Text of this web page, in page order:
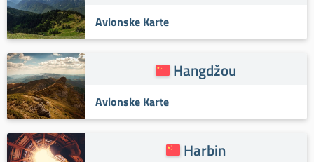
Avionske Karte
Hangdžou
Avionske Karte
Harbin